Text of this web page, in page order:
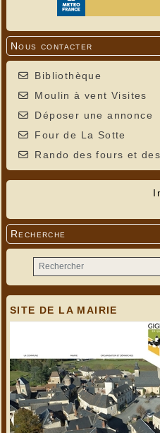
Nous contacter
Bibliothèque
Moulin à vent Visites
Déposer une annonce
Four de La Sotte
Rando des fours et
Recherche
SITE DE LA MAIRIE